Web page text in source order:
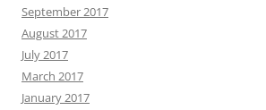
September 2017
August 2017
July 2017
March 2017
January 2017